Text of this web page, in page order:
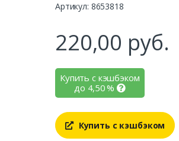
Артикул: 8653818
220,00 руб.
Купить с кэшбэком
до 4,50%
Купить с кэшбэком